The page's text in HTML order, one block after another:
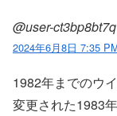
@user-ct3bp8bt7q
2024年6月8日 7:35
1982年までのウ
変更された1983